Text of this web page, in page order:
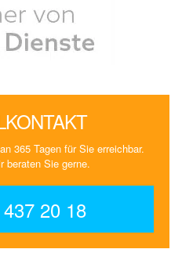
365 Tagen für Sie erreichbar.
beraten Sie gerne.
20 18